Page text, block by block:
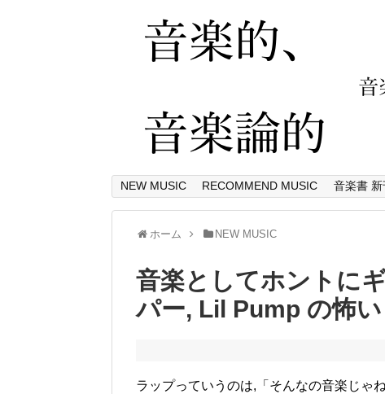
NEW MUSIC RECOMMEND MUSIC 音楽書 新
ホーム NEW MUSIC
音楽としてホントに
パー, Lil Pump の怖
ラップっていうのは,「そんなの音楽じゃ